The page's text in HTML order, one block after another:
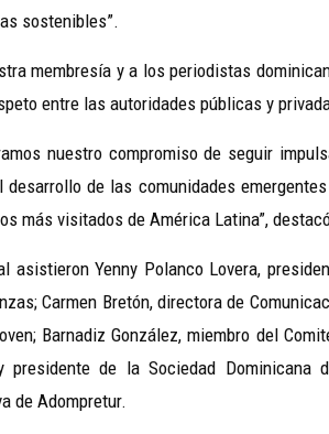
sostenibles”.
membresía y a los periodistas
entre las autoridades públicas y
nuestro compromiso de seguir
desarrollo de las comunidades
más visitados de América Latina”,
asistieron Yenny Polanco Lovera,
Carmen Bretón, directora de
Barnadiz González, miembro del
presidente de la Sociedad Dominicana
de Adompretur.